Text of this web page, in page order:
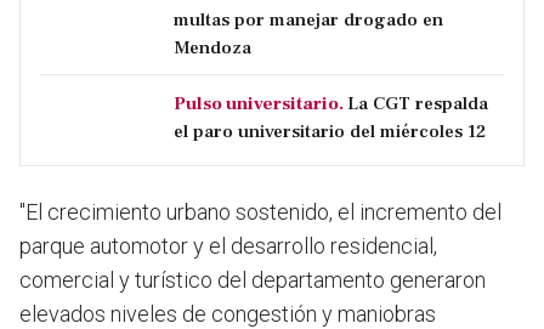
multas por manejar drogado en
Mendoza
Pulso universitario. La CGT respalda
el paro universitario del miércoles 12
"El crecimiento urbano sostenido, el incremento del
parque automotor y el desarrollo residencial,
comercial y turístico del departamento generaron
elevados niveles de congestión y maniobras